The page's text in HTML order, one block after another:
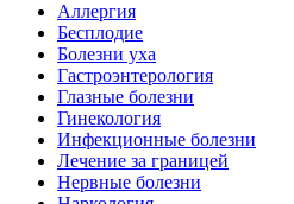
Аллергия
Бесплодие
Болезни уха
Гастроэнтерология
Глазные болезни
Гинекология
Инфекционные болезни
Лечение за границей
Нервные болезни